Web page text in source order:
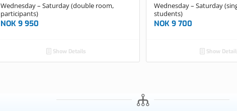
Wednesday – Saturday (double room,
participants)
NOK9 950
Show Details
Wednesday – Saturday
students)
NOK 9 700
Show